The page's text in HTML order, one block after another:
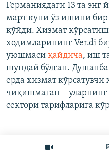
Германиядаги 13 та энг
март куни ўз ишини бир
қўйди. Хизмат кўрсатиш
ходимларининг Ver.di
уюшмаси қайдича, иш
шундай бўлган. Душанба
ерда хизмат
чиқишмаган − уларнинг
сектори тарифларига
Кўпроқ ўқиш